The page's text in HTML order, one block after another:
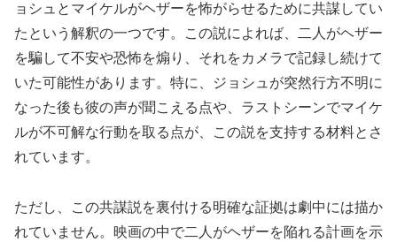
ョシュとマイケルがヘザーを怖がらせるために共謀してい
たという解釈の一つです。この説によれば、二人がヘザー
を騙して不安や恐怖を煽り、それをカメラで記録し続けて
いた可能性があります。特に、ジョシュが突然行方不明に
なった後も彼の声が聞こえる点や、ラストシーンでマイケ
ルが不可解な行動を取る点が、この説を支持する材料とさ
れています。
ただし、この共謀説を裏付ける明確な証拠は劇中には描か
れていません。映画の中で二人がヘザーを陥れる計画を示